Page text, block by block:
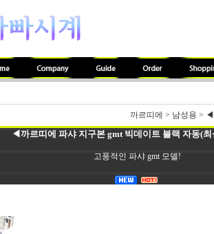
까르띠에 > 남성용 > ◀
◀까르띠에 파샤 지구본 gmt 빅데이트 블랙 자동(
고풍적인 파샤 gmt 모델!